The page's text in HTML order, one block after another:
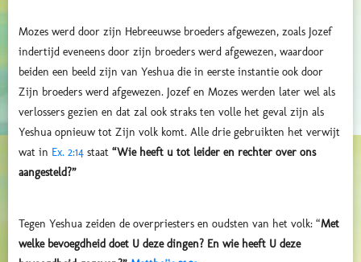
Mozes werd door zijn Hebreeuwse broeders afgewezen, zoals Jozef
indertijd eveneens door zijn broeders werd afgewezen, waardoor
beiden een beeld zijn van Yeshua die in eerste instantie ook door
Zijn broeders werd afgewezen. Jozef en Mozes werden later wel als
verlossers gezien en dat zal ook straks ten volle het geval zijn als
Yeshua opnieuw tot Zijn volk komt. Alle drie gebruikten het verwijt
wat in Ex. 2:14 staat “Wie heeft u tot leider en rechter over ons
aangesteld?”
Tegen Yeshua zeiden de overpriesters en oudsten van het volk: “Met
welke bevoegdheid doet U deze dingen? En wie heeft U deze